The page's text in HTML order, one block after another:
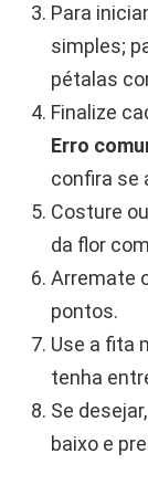
Para
simples;
pétalas
Finalize
Erro
confira se
Costure
da flor
Arremate
pontos.
Use a fita
tenha
Se
baixo e